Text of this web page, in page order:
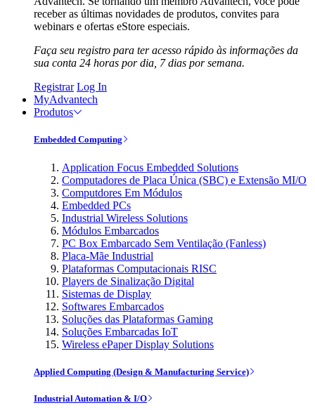
receber as últimas novidades de produtos, convites para
webinars e ofertas eStore especiais.
Faça seu registro para ter acesso rápido às informações da
sua conta 24 horas por dia, 7 dias por semana.
Registrar Log In
MyAdvantech
Produtos
Embedded Computing
Application Focus Embedded Solutions
Computadores de Placa Única (SBC) e Extensão MI/O
Computdores Em Módulos
Embedded PCs
Industrial Wireless Solutions
Módulos Embarcados
PC Box Embarcado Sem Ventilação (Fanless)
Placa-Mãe Industrial
Plataformas Computacionais RISC
Players de Sinalização Digital
Sistemas de Display
Softwares Embarcados
Soluções das Plataformas Gaming
Soluções Embarcadas IoT
Wireless ePaper Display Solutions
Applied Computing (Design & Manufacturing Service)
Industrial Automation & I/O